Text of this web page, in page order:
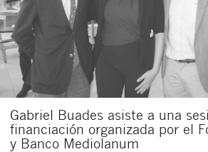
Gabriel Buades asiste a una
financiación organizada por el
y Banco Mediolanum